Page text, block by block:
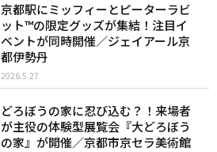
京都駅にミッフィーとピーターラビ
ット™︎の限定グッズが集結！注目イ
ベントが同時開催／ジェイアール京
都伊勢丹
2026.5.27
どろぼうの家に忍び込む？！来場者
が主役の体験型展覧会『大どろぼう
の家』が開催／京都市京セラ美術館